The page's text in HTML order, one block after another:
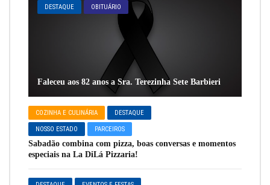
DESTAQUE OBITUÁRIO
Faleceu aos 82 anos a Sra. Terezinha Sete Barbieri
COZINHA E CULINÁRIA DESTAQUE
NOSSO ESTADO PARCEIROS
Sabadão combina com pizza, boas conversas e momentos
especiais na La DiLá Pizzaria!